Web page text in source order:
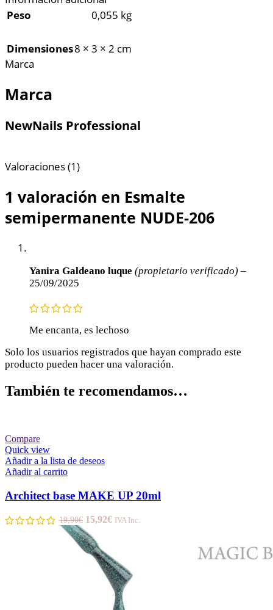
Peso
0,055 kg
Dimensiones8 × 3 × 2 cm
Marca
Marca
NewNails Professional
Valoraciones (1)
1 valoración en Esmalte
semipermanente NUDE-206
Yanira Galdeano luque (propietario verificado) –
25/09/2025
Me encanta, es lechoso
Solo los usuarios registrados que hayan comprado este
producto pueden hacer una valoración.
También te recomendamos…
Compare
Quick view
Añadir a la lista de deseos
Añadir al carrito
Architect base MAKE UP 20ml
19,90€ 15,92€ IVA Inc.